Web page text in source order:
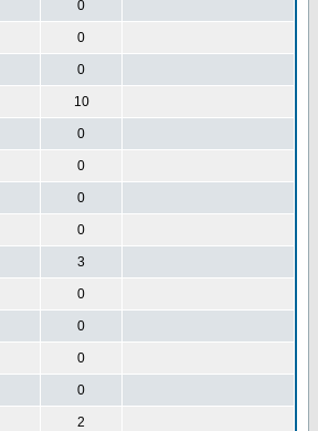
0
0
0
10
0
0
0
0
3
0
0
0
0
2